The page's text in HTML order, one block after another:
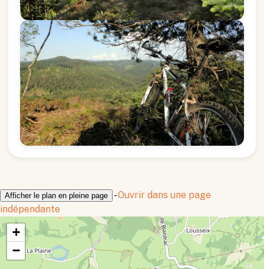
Afficher le plan en pleine page -Ouvrir dans une page
indépendante